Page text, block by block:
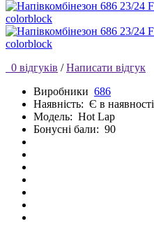
0 відгуків / Написати відгук
Виробники 686
Наявність: Є в наявності
Модель: Hot Lap
Бонусні бали: 90